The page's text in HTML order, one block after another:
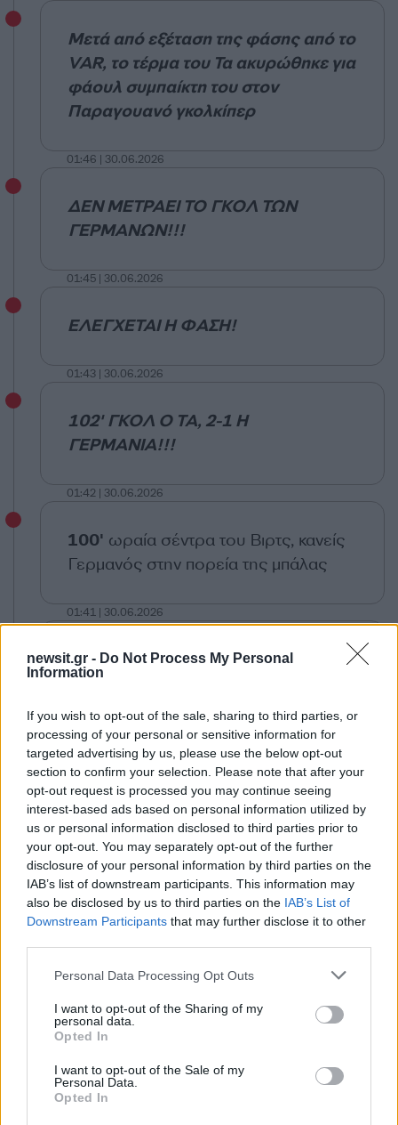
newsit.gr - Do Not Process My Personal
Information
If you wish to opt-out of the sale, sharing to third parties, or
processing of your personal or sensitive information for
targeted advertising by us, please use the below opt-out
section to confirm your selection. Please note that after your
opt-out request is processed you may continue seeing
interest-based ads based on personal information utilized by
us or personal information disclosed to third parties prior to
your opt-out. You may separately opt-out of the further
disclosure of your personal information by third parties on the
IAB’s list of downstream participants. This information may
also be disclosed by us to third parties on the IAB’s List of
Downstream Participants that may further disclose it to other
Please note that this website/app uses one or more Google
not limited to your visit or usage behaviour. You may click to
grant or deny consent to Google and its third-party tags to
use your data for below specified purposes in below Google
consent section.
Personal Data Processing Opt Outs
I want to opt-out of the Sharing of my
personal data.
Opted In
I want to opt-out of the Sale of my
Personal Data.
Opted In
Μετά από εξέταση της φάσης από το
VAR, το τέρμα του Τα ακυρώθηκε για
φάουλ συμπαίκτη του στον
Παραγουανό γκολκίπερ
01:46 | 30.06.2026
ΔΕΝ ΜΕΤΡΑΕΙ ΤΟ ΓΚΟΛ ΤΩΝ
ΓΕΡΜΑΝΩΝ!!!
01:45 | 30.06.2026
ΕΛΕΓΧΕΤΑΙ Η ΦΑΣΗ!
01:43 | 30.06.2026
102' ΓΚΟΛ Ο ΤΑ, 2-1 Η
ΓΕΡΜΑΝΙΑ!!!
01:42 | 30.06.2026
100' ωραία σέντρα του Βιρτς, κανείς
Γερμανός στην πορεία της μπάλας
01:41 | 30.06.2026
99'νέο κόρνερ για τη Γερμανία, αυτή
τη φορά από δεξιά
01:39 | 30.06.2026
98'διαμαρτύρονται για χέρι οι
Γερμανοί
01:38 | 30.06.2026
96'εκτός αγωνιστικού χώρου η
μπάλα στο κόρνερ που εκτέλεσε ο
Κίμιχ
95' κόρνερ από αριστερά για τα
«πάντσερ»